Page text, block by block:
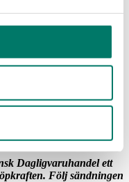
i
butikshandeln. Även
e-handeln uppvisade
den fysiska handeln. E-
drygt 4 procent,
Dagligvaruhandel ett
Följ sändningen